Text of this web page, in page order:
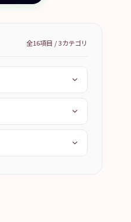
全16項目 /3カテゴリ